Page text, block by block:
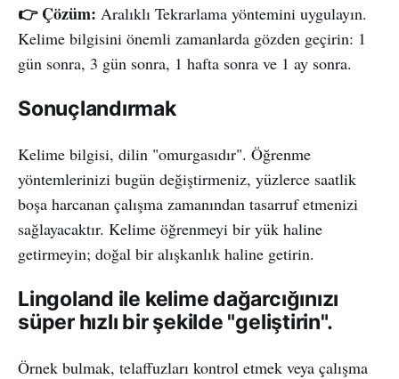
👉 Çözüm: Aralıklı Tekrarlama yöntemini uygulayın.
Kelime bilgisini önemli zamanlarda gözden geçirin: 1
gün sonra, 3 gün sonra, 1 hafta sonra ve 1 ay sonra.
Sonuçlandırmak
Kelime bilgisi, dilin "omurgasıdır". Öğrenme
yöntemlerinizi bugün değiştirmeniz, yüzlerce saatlik
boşa harcanan çalışma zamanından tasarruf etmenizi
sağlayacaktır. Kelime öğrenmeyi bir yük haline
getirmeyin; doğal bir alışkanlık haline getirin.
Lingoland ile kelime dağarcığınızı
süper hızlı bir şekilde "geliştirin".
Örnek bulmak, telaffuzları kontrol etmek veya çalışma